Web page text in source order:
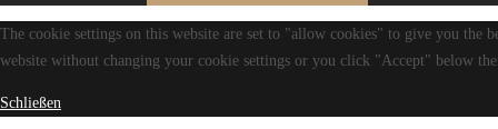
The cookie settings on this website are set to "allow cookies" to give you the
website without changing your cookie settings or you click "Accept" below
Schließen